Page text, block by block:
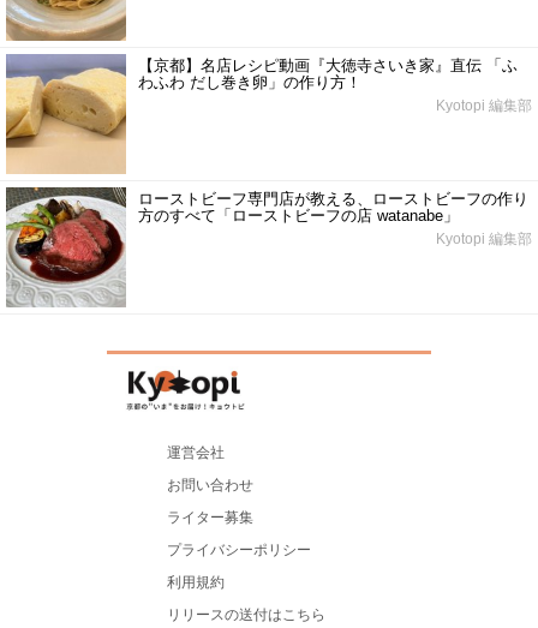
【京都】名店レシピ動画『大徳寺さいき家』直伝 「ふ
わふわ だし巻き卵」の作り方！
Kyotopi 編集部
ローストビーフ専門店が教える、ローストビーフの作り
方のすべて「ローストビーフの店 watanabe」
Kyotopi 編集部
運営会社
お問い合わせ
ライター募集
プライバシーポリシー
利用規約
リリースの送付はこちら